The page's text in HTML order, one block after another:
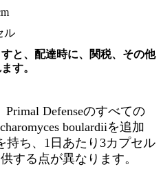
ル
と、配達時に、関税、その他
す。
Defenseのすべての
boulardiiを追加
持ち、1日あたり3カプセル
する点が異なります。